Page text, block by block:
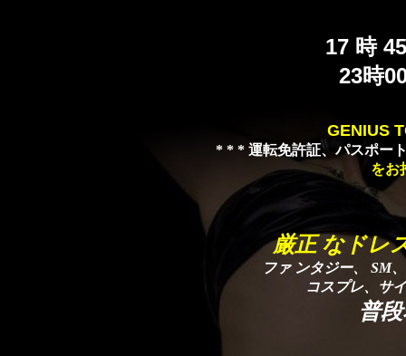
17 時
23時
GENIUS
* * * 運転免許証、パスポー
をお
厳正 なドレ
ファ ンタジー、 SM
コスプレ、サ
普